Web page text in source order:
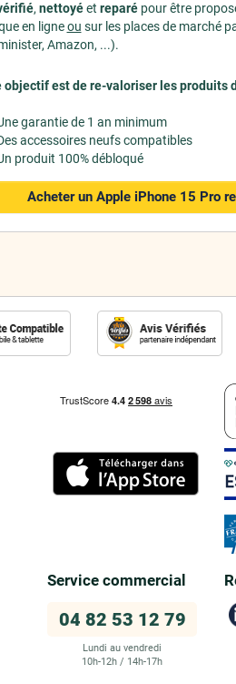
, nettoyéet reparépour être
en ligneou sur les places de marché
Amazon, ...).
objectif est de re-valoriser les produits
garantie de 1 an minimum
accessoires neufs compatibles
produit 100% débloqué
Acheter un Apple iPhone 15 Pro
Service commercial
04 82 53 12 79
Lundi au vendredi
10h-12h / 14h-17h